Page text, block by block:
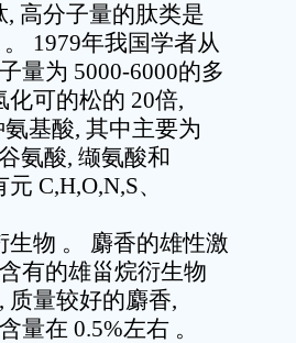
, 高分子量的肽类是
1979年我国学者从
量为 5000-6000的多
化可的松的 20倍,
基酸, 其中主要为
氨酸, 缬氨酸和
C,H,O,N,S、
生物 。 麝香的雄性激
有的雄甾烷衍生物
质量较好的麝香,
量在 0.5%左右 。